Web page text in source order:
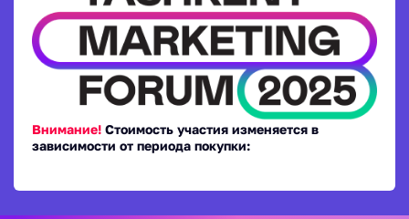
Внимание! Стоимость участия изменяется в
зависимости от периода покупки: